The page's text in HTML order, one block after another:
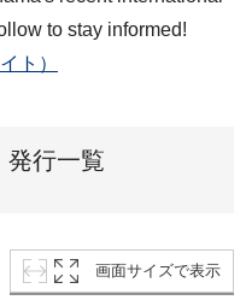
to stay informed!
ト）
発行一覧
画面サイズで表示